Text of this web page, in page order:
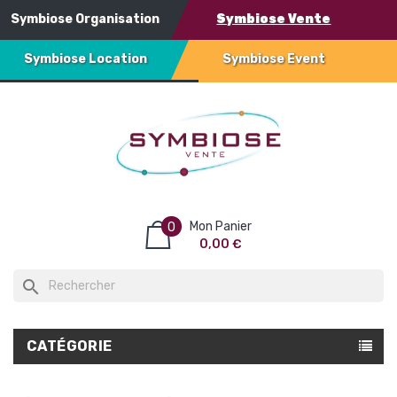
Symbiose Organisation Symbiose Vente
Symbiose Location Symbiose Event
Mon Panier
0
0,00 €
search
CATÉGORIE